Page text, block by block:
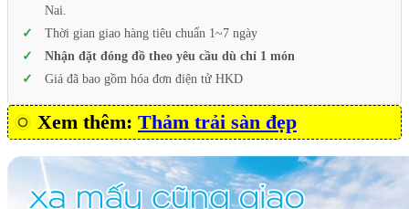
Nai.
Thời gian giao hàng tiêu chuẩn 1~7 ngày
Nhận đặt đóng đồ theo yêu cầu dù chỉ 1 món
Giá đã bao gồm hóa đơn điện tử HKD
Xem thêm: Thảm trải sàn đẹp